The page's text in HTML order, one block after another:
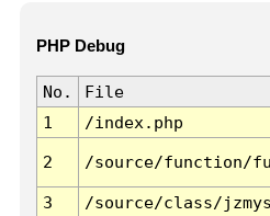
PHP Debug
No. File
1
/index.php
2 /source/function/
3 /source/class/